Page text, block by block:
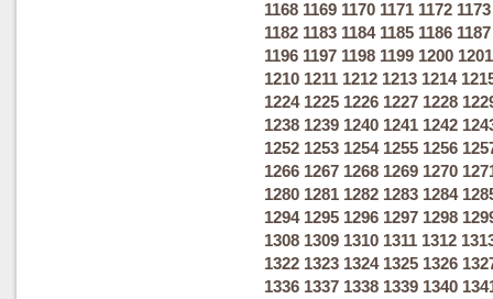
1168 1169 1170 1171 1172 1173
1182 1183 1184 1185 1186 1187
1196 1197 1198 1199 1200 1201
1210 1211 1212 1213 1214
1224 1225 1226 1227 1228
1238 1239 1240 1241 1242
1252 1253 1254 1255 1256
1266 1267 1268 1269 1270
1280 1281 1282 1283 1284
1294 1295 1296 1297 1298
1308 1309 1310 1311 1312
1322 1323 1324 1325 1326
1336 1337 1338 1339 1340